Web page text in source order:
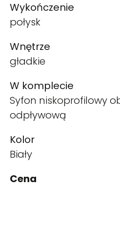
Wykończenie
połysk
Wnętrze
gładkie
W komplecie
Syfon niskoprofilowy
odpływową
Kolor
Biały
Cena